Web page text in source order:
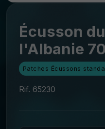
Écusson
l'Albanie
Patches Écussons
Rif. 65230